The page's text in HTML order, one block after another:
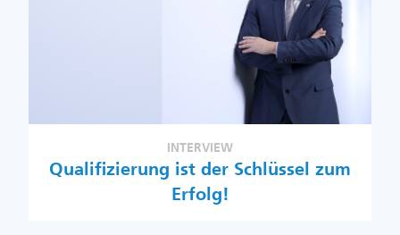
INTERVIEW
Qualifizierung ist der Schlüssel zum
Erfolg!